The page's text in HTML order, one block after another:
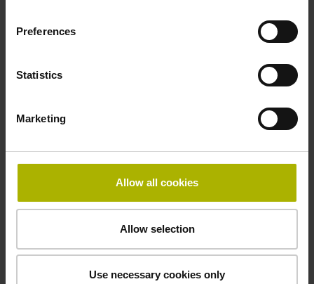
Preferences
Statistics
Marketing
Allow all cookies
Allow selection
Use necessary cookies only
Produkt:
30 mm
Identnummer:
Maßstab LIP 6001 50 G0 1,0 ML/2 .. P 01 ..
50 mm